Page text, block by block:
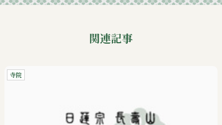
関連記事
寺院